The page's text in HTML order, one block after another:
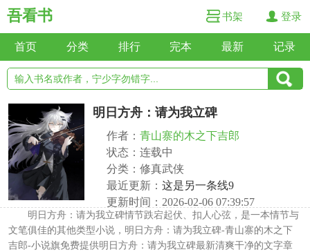
吾看书 书架 登录
首页 分类 排行 完本 最新 记录
明日方舟：请为我立碑
作者： 青山寨的木之下吉郎
状态：连载中
分类：修真武侠
最近更新： 这是另一条线9
更新时间：2026-02-06 07:39:57
明日方舟：请为我立碑情节跌宕起伏、扣人心弦，是一本情节与
文笔俱佳的其他类型小说，明日方舟：请为我立碑-青山寨的木之下
吉郎-小说旗免费提供明日方舟：请为我立碑最新清爽干净的文字章